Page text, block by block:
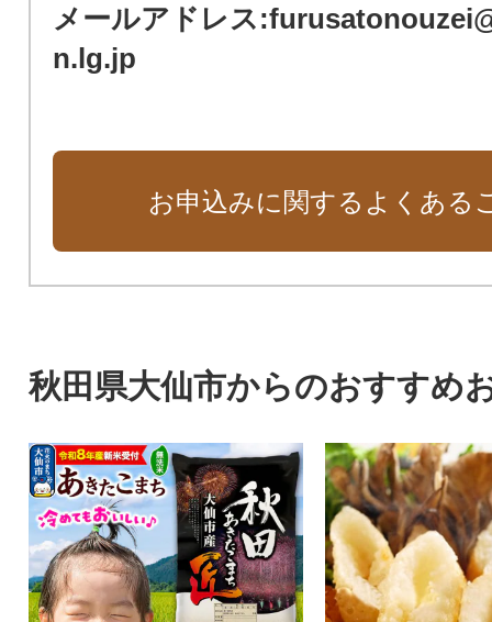
メールアドレス
n.lg.jp
お申込みに関するよくある
秋田県大仙市からのおすすめ